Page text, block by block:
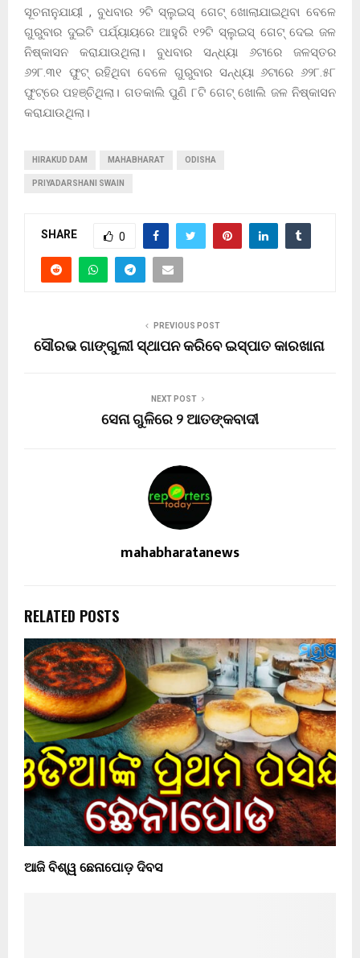
ସୂଚନାନୁଯାୟୀ , ବୁଧବାର ୨ଟି ସ୍ଲୁଇସ୍‌ ଗେଟ୍ ଖୋଲାଯାଇଥିବା ବେଳେ
ଗୁରୁବାର ଦୁଇଟି ପର୍ଯ୍ୟାୟରେ ଆହୁରି ୧୨ଟି ସ୍ଲୁଇସ୍‌ ଗେଟ୍ ଦେଇ ଜଳ
ନିଷ୍କାସନ କରାଯାଉଥିଲା। ବୁଧବାର ସନ୍ଧ୍ୟା ୬ଟାରେ ଜଳସ୍ତର
୬୨୮.୩୧ ଫୁଟ୍ ରହିଥିବା ବେଳେ ଗୁରୁବାର ସନ୍ଧ୍ୟା ୬ଟାରେ ୬୨୮.୫୮
ଫୁଟ୍‌ରେ ପହଞ୍ଚିଥିଲା। ଗତକାଲି ପୁଣି ୮ଟି ଗେଟ୍‌ ଖୋଲି ଜଳ ନିଷ୍କାସନ
କରାଯାଉଥିଲା।
HIRAKUD DAM MAHABHARAT ODISHA
PRIYADARSHANI SWAIN
SHARE 0
PREVIOUS POST
ସୌରଭ ଗାଙ୍ଗୁଲୀ ସ୍ଥାପନ କରିବେ ଇସ୍ପାତ କାରଖାନା
NEXT POST
ସେନା ଗୁଳିରେ ୨ ଆତଙ୍କବାଦୀ
mahabharatanews
RELATED POSTS
ଆଜି ବିଶ୍ୱ ଛେନାପୋଡ଼ ଦିବସ